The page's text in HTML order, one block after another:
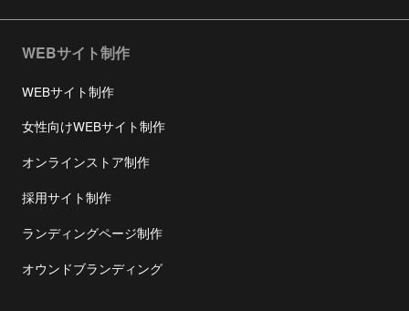
WEBサイト制作
WEBサイト制作
女性向けWEBサイト制作
オンラインストア制作
採用サイト制作
ランディングページ制作
オウンドブランディング